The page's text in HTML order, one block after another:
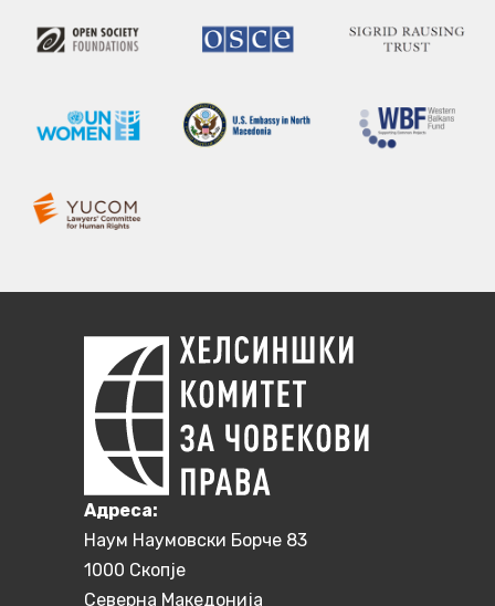
Aдреса:
Наум Наумовски Борче 83
1000 Скопје
Северна Македонија